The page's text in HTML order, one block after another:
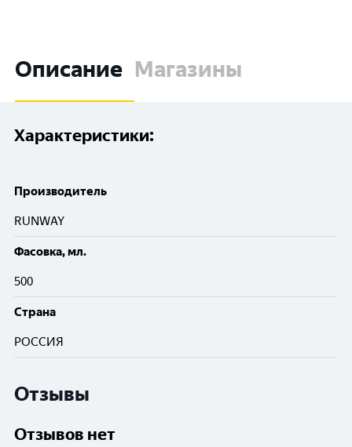
Описание Магазины
Характеристики:
Производитель
RUNWAY
Фасовка, мл.
500
Cтрана
РОССИЯ
Отзывы
Отзывов нет